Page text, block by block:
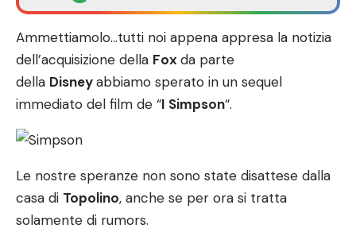
Ammettiamolo…tutti noi appena appresa la notizia
dell’acquisizione della Foxda parte
della Disneyabbiamo sperato in un sequel
immediato del film de “I Simpson“.
Le nostre speranze non sono state disattese dalla
casa di Topolino, anche se per ora si tratta
solamente di rumors.